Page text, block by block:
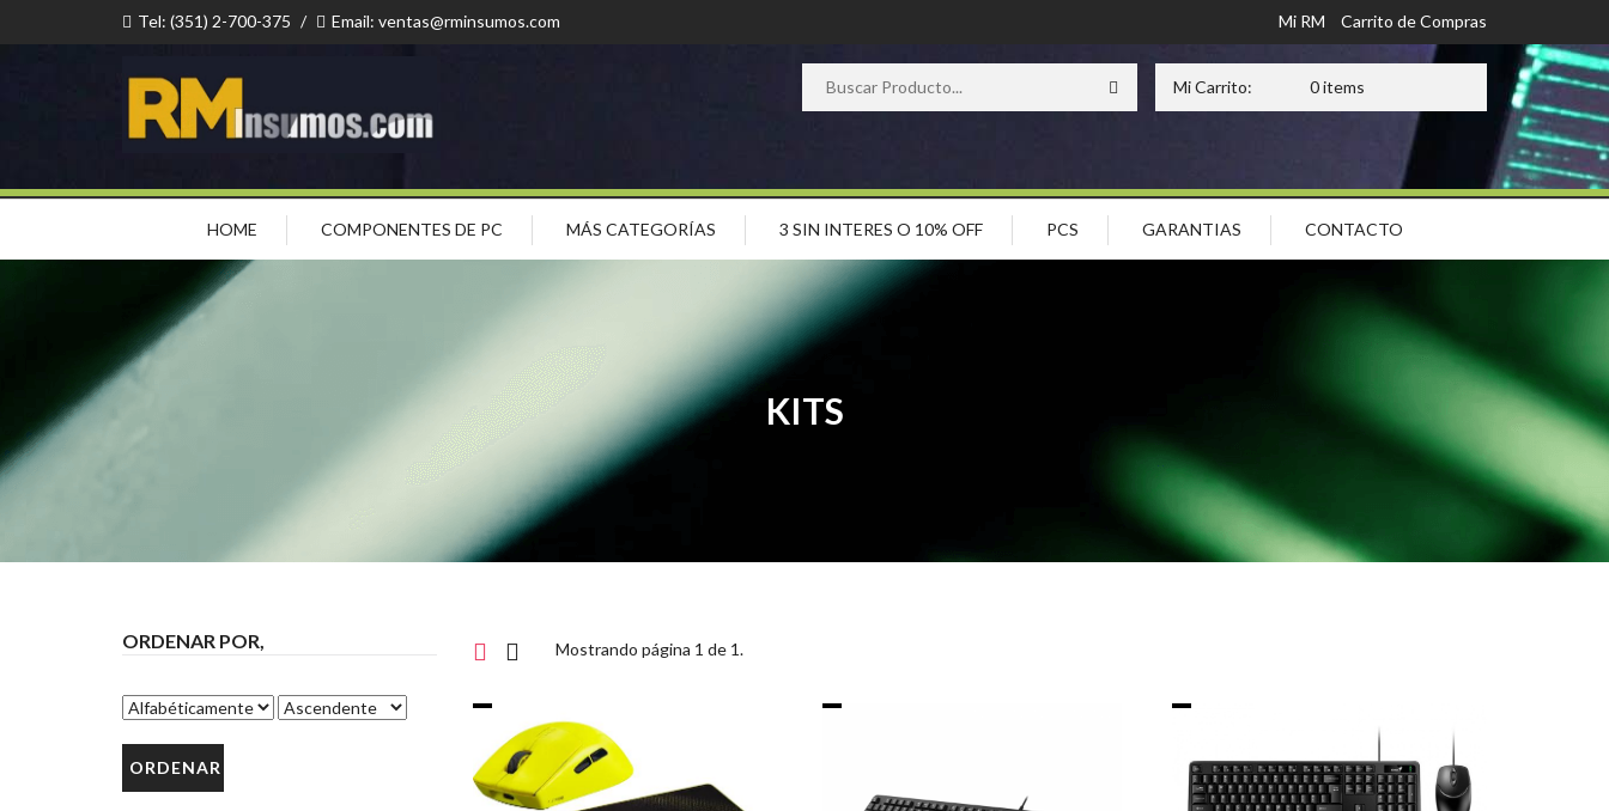
Tel: (351) 2-700-375 / Email: ventas@rminsumos.com Mi RM Carrito de Compras
Mi Carrito: 0 items
HOME COMPONENTES DE PC MÁS CATEGORÍAS 3 SIN INTERES O 10% OFF PCS GARANTIAS CONTACTO
KITS
ORDENAR POR, Mostrando página 1 de 1.